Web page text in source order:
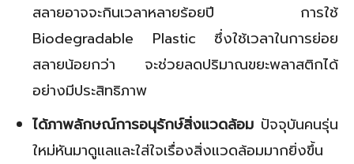
สลายอาจจะกินเวลาหลายร้อยปี การใช้
Biodegradable Plastic ซึ่งใช้เวลาในการย่อย
สลายน้อยกว่า จะช่วยลดปริมาณขยะพลาสติกได้
อย่างมีประสิทธิภาพ
ได้ภาพลักษณ์การอนุรักษ์สิ่งแวดล้อม ปัจจุบันคนรุ่น
ใหม่หันมาดูแลและใส่ใจเรื่องสิ่งแวดล้อมมากยิ่งขึ้น